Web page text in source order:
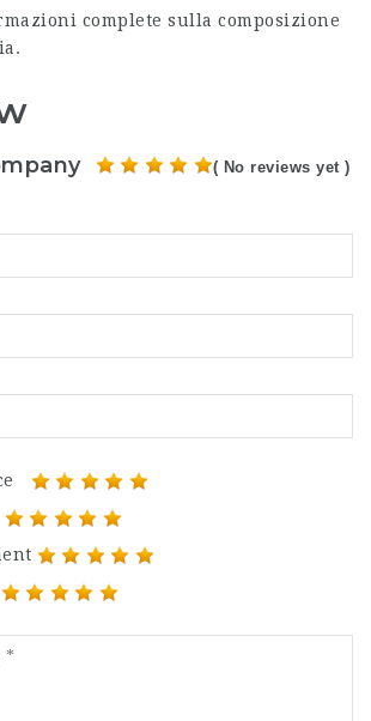
complete sulla composizione
( No reviews yet )